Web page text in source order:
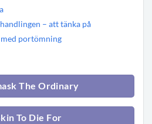
– att tänka på
portömning
The Ordinary
To Die For